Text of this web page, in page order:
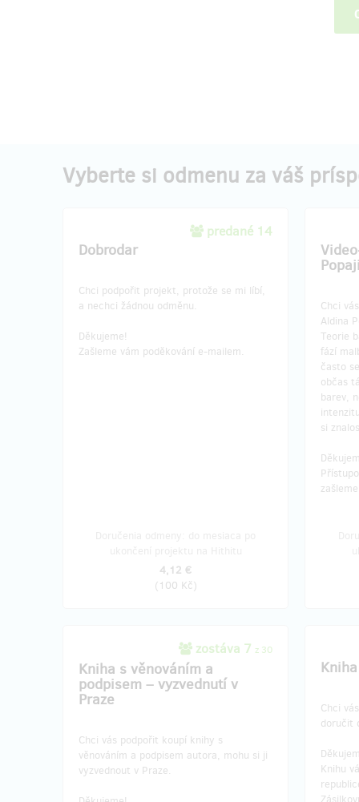
Vyberte si odmenu za váš
predané 14
Dobrodar
Chci podpořit projekt, protože se mi líbí,
a nechci žádnou odměnu.
Děkujeme!
Zašleme vám poděkování e-mailem.
4,12 €
(100 Kč)
Chci
Aldina
Teorie
fází
často
občas
barev,
si
zostáva 7 z 30
Kniha s věnováním a
podpisem – vyzvednutí v
Praze
Chci vás podpořit koupí knihy s
věnováním a podpisem autora, mohu si ji
vyzvednout v Praze.
Chci
doručit
Knihu